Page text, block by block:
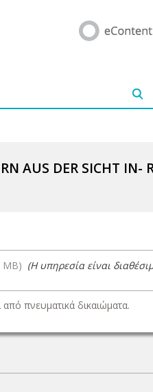
AUS DER SICHT IN-
MB) (Η υπηρεσία είναι
πνευματικά δικαιώματα.